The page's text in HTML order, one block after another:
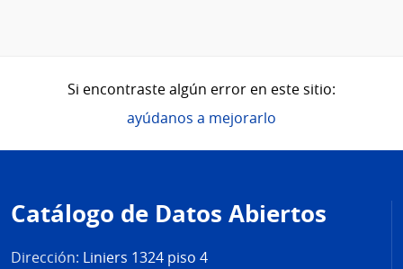
Si encontraste algún error en este sitio:
ayúdanos a mejorarlo
de
página
Catálogo de Datos Abiertos
Dirección: Liniers 1324 piso 4